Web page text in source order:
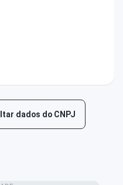
dados do CNPJ